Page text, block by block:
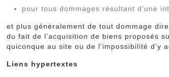
pour tous dommages résultant d’une
et plus généralement de tout dommage
du fait de l’acquisition de biens proposés
quiconque au site ou de l’impossibilité
Liens hypertextes